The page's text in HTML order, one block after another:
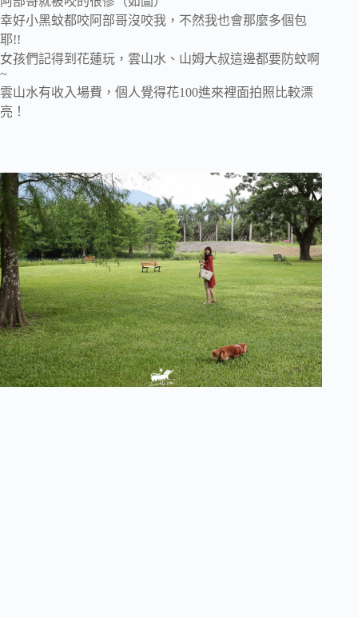
幸好小黑蚊都咬阿部哥沒咬我，不然我也會那麼多個包
耶!!
女孩們記得到花蓮玩，雲山水、山姆大叔這邊都要防蚊啊
~
雲山水有收入場費，個人覺得花100進來裡面拍照比較漂
亮！